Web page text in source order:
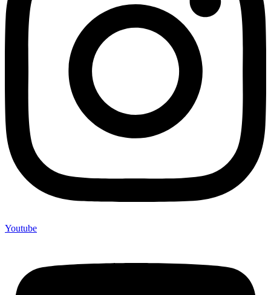
Youtube